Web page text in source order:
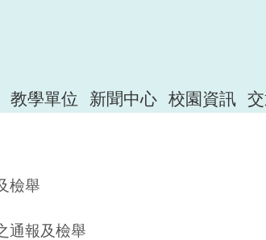
教學單位 新聞中心 校園資訊
檢舉
通報及檢舉